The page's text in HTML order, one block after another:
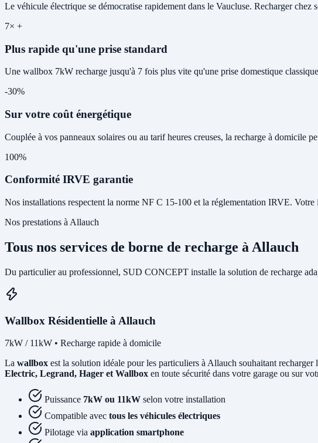
Le véhicule électrique se démocratise rapidement dans le Vaucluse. Recharger chez
7× +
Plus rapide qu'une prise standard
Une wallbox 7kW recharge jusqu'à 7 fois plus vite qu'une prise domestique
-30%
Sur votre coût énergétique
Couplée à vos panneaux solaires ou au tarif heures creuses, la recharge à domicile
100%
Conformité IRVE garantie
Nos installations respectent la norme NF C 15-100 et la réglementation IRVE.
Nos prestations à Allauch
Tous nos services de borne de recharge à Allauch
Du particulier au professionnel, SUD CONCEPT installe la solution de recharge
Wallbox Résidentielle à Allauch
7kW / 11kW • Recharge rapide à domicile
La wallbox est la solution idéale pour les particuliers à Allauch souhaitant
Electric, Legrand, Hager et Wallbox en toute sécurité dans votre garage ou sur
Puissance 7kW ou 11kW selon votre installation
Compatible avec tous les véhicules électriques
Pilotage via application smartphone